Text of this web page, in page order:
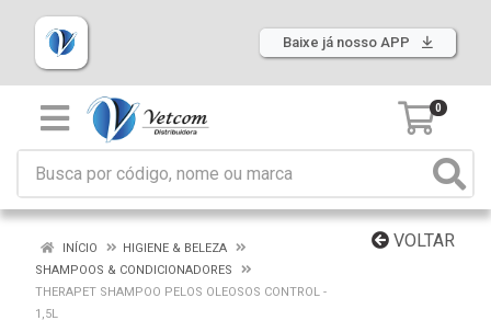
Baixe já nosso APP
0
VOLTAR
INÍCIO
HIGIENE & BELEZA
SHAMPOOS & CONDICIONADORES
THERAPET SHAMPOO PELOS OLEOSOS CONTROL -
1,5L